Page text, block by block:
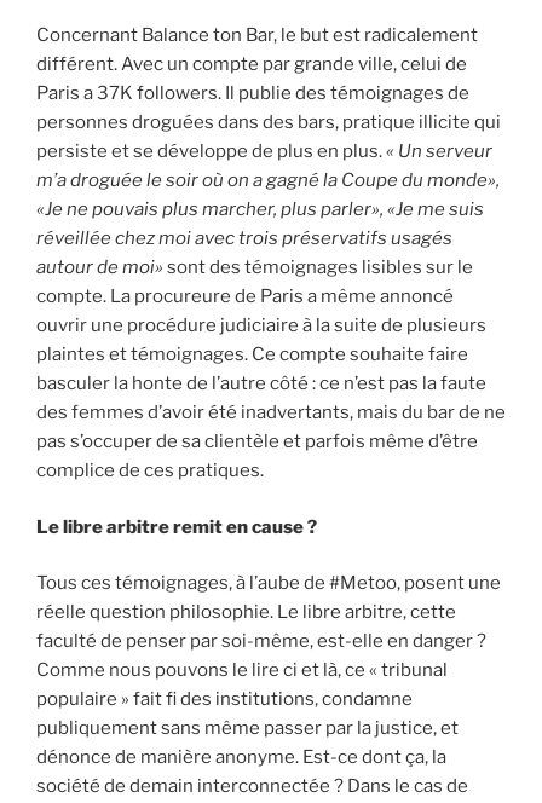
Concernant Balance ton Bar, le but est radicalement
différent. Avec un compte par grande ville, celui de
Paris a 37K followers. Il publie des témoignages de
personnes droguées dans des bars, pratique illicite qui
persiste et se développe de plus en plus.« Un serveur
m’a droguée le soir où on a gagné la Coupe du monde»,
«Je ne pouvais plus marcher, plus parler», «Je me suis
réveillée chez moi avec trois préservatifs usagés
autour de moi» sont des témoignages lisibles sur le
compte. La procureure de Paris a même annoncé
ouvrir une procédure judiciaire à la suite de plusieurs
plaintes et témoignages. Ce compte souhaite faire
basculer la honte de l’autre côté : ce n’est pas la faute
des femmes d’avoir été inadvertants, mais du bar de ne
pas s’occuper de sa clientèle et parfois même d’être
complice de ces pratiques.
Le libre arbitre remit en cause ?
Tous ces témoignages, à l’aube de #Metoo, posent une
réelle question philosophie. Le libre arbitre, cette
faculté de penser par soi-même, est-elle en danger ?
Comme nous pouvons le lire ci et là, ce « tribunal
populaire » fait fi des institutions, condamne
publiquement sans même passer par la justice, et
dénonce de manière anonyme. Est-ce dont ça, la
société de demain interconnectée ? Dans le cas de